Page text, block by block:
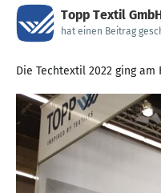
Topp Textil
hat einen Beitrag
Die Techtextil 2022 ging